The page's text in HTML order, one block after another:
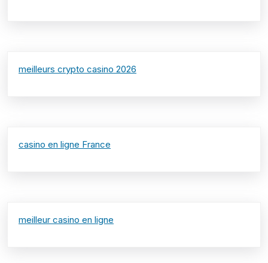
meilleurs crypto casino 2026
casino en ligne France
meilleur casino en ligne